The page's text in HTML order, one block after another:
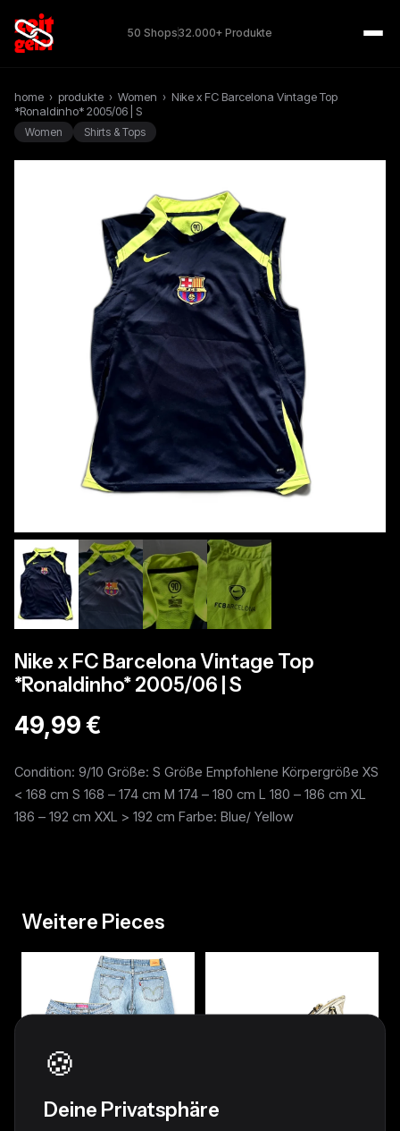
50 Shops32.000+ Produkte
home › produkte › Women › Nike x FC Barcelona Vintage Top
*Ronaldinho* 2005/06 | S
Women Shirts & Tops
Nike x FC Barcelona Vintage Top
*Ronaldinho* 2005/06 | S
49,99 €
Condition: 9/10 Größe: S Größe Empfohlene Körpergröße XS
< 168 cm S 168 – 174 cm M 174 – 180 cm L 180 – 186 cm XL
186 – 192 cm XXL > 192 cm Farbe: Blue/ Yellow
Weitere Pieces
🍪
Deine Privatsphäre